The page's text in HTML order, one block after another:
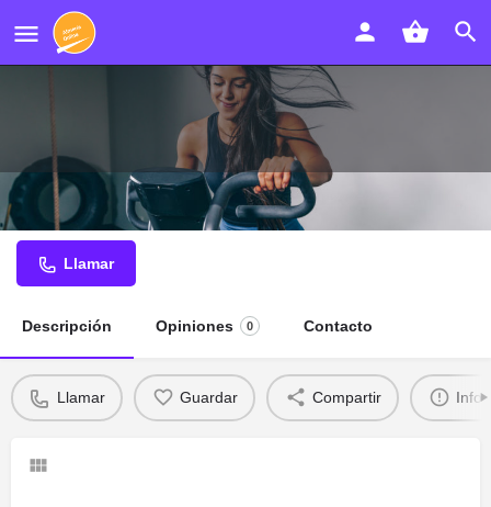
Clínica Dental Arce Calderón
Llamar
Descripción Opiniones 0 Contacto
Llamar Guardar Compartir